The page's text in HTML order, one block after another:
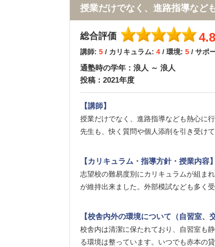
授業だけでなく、進路指導など
総合評価 4.8
講師: 5 / カリキュラム: 4 / 環境: 5 / サポ
通塾時の学年：浪人 ～ 浪人
投稿：2021年度
【講師】
授業だけでなく、進路指導なども熱心に
先生も、快く質問や個人添削を引き受け
【カリキュラム・指導方針・授業内容】
志望校の難易度別にカリキュラムが組ま
が維持出来ました。外部模試なども多く
【校舎内外の環境について（自習室、
校舎内は清潔に保たれており、自習室も
る環境は整っています。いつでも赤本の